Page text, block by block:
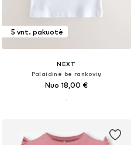
5 vnt. pakuotė
NEXT
Palaidinė be rankovių
Nuo 18,00 €